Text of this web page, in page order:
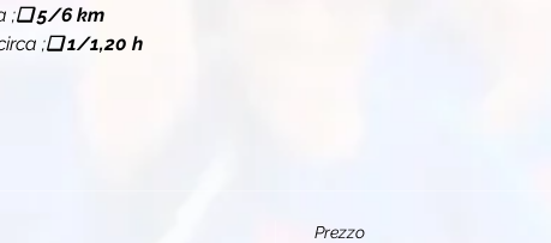
;❏ 5/6 km
;❏ 1/1,20 h
Prezzo